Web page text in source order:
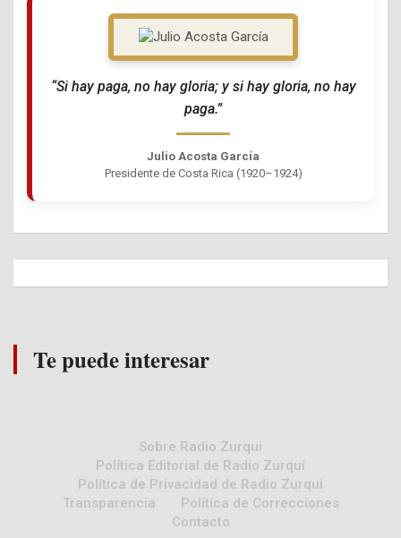
“Si hay paga, no hay gloria; y si hay gloria, no hay
paga.”
Julio Acosta García
Presidente de Costa Rica (1920–1924)
Te puede interesar
Sobre Radio Zurqui
Política Editorial de Radio Zurquí
Política de Privacidad de Radio Zurqui
Transparencia
Política de Correcciones
Contacto